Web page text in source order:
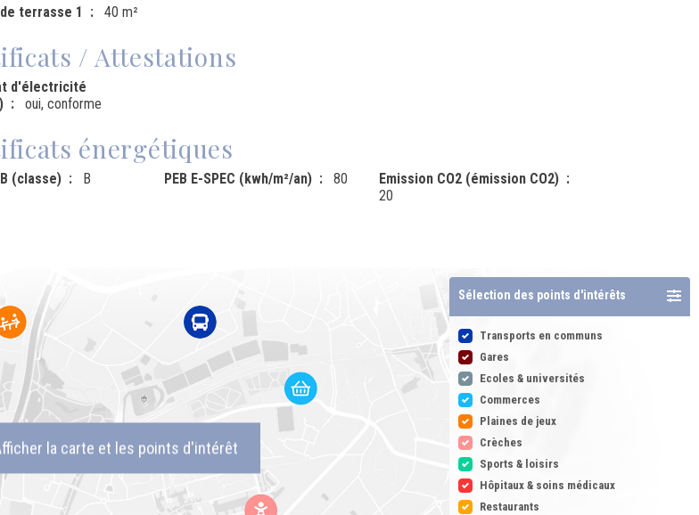
terrasse 1 40 m²
/ Attestations
d'électricité
oui, conforme
énergétiques
(classe) B PEB E-SPEC (kwh/m²/an) 80
Emission CO2 (émission CO2)
20
Sélection des points d'intérêts
Transports en communs
Gares
Ecoles & universités
Commerces
Plaines de jeux
Crèches
Sports & loisirs
Hôpitaux & soins médicaux
Restaurants
la carte et les points d'intérêt